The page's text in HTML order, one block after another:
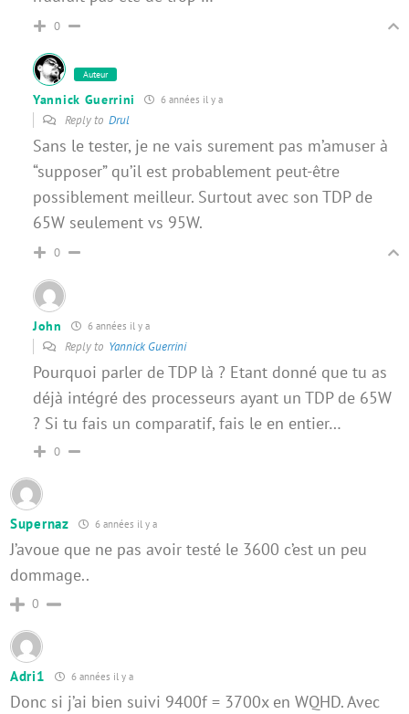
0
Auteur
Yannick Guerrini 6 années il y a
Reply to Drul
Sans le tester, je ne vais surement pas m’amuser à
“supposer” qu’il est probablement peut-être
possiblement meilleur. Surtout avec son TDP de
65W seulement vs 95W.
0
John 6 années il y a
Reply to Yannick Guerrini
Pourquoi parler de TDP là ? Etant donné que tu as
déjà intégré des processeurs ayant un TDP de 65W
? Si tu fais un comparatif, fais le en entier…
0
Supernaz 6 années il y a
J’avoue que ne pas avoir testé le 3600 c’est un peu
dommage..
0
Adri1 6 années il y a
Donc si j’ai bien suivi 9400f = 3700x en WQHD. Avec